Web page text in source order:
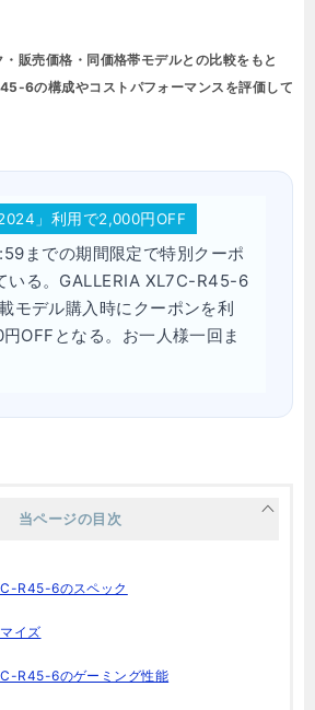
販売価格・同価格帯モデルとの比較をもと
6の構成やコストパフォーマンスを評価して
」利用で2,000円OFF
までの期間限定で特別クーポ
いる。GALLERIA XL7C-R45-6
モデル購入時にクーポンを利
OFFとなる。お一人様一回ま
当ページの目次
R45-6のスペック
イズ
R45-6のゲーミング性能